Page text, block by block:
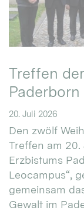
Treffen
20. Juli 2026
Den zwölf
Treffen am 20.
Erzbistums
Leocampus“,
gemeinsam
Gewalt im